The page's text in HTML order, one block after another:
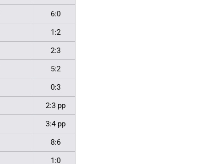
6:0
1:2
2:3
5:2
0:3
2:3 pp
3:4 pp
8:6
1:0